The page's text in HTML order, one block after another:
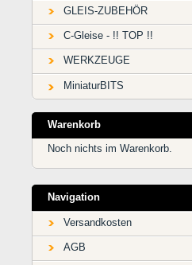
GLEIS-ZUBEHÖR
C-Gleise - !! TOP !!
WERKZEUGE
MiniaturBITS
Warenkorb
Noch nichts im Warenkorb.
Navigation
Versandkosten
AGB